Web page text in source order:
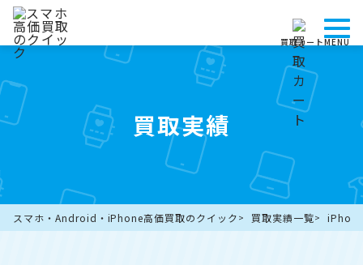
買取カートMENU
買取実績
スマホ・Android・iPhone高価買取のクイック 買取実績一覧